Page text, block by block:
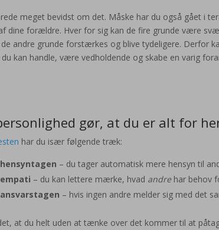
meget bevidst om det. Måske har du også gået i
dine forældre. Hver for sig kan de fire grunde være
de andre grunde forstærkes og blive tydeligere. Derfor
kan handle, være vedholdende og skabe en varig
gør, at du er alt for
har du især følgende træk:
– du tager automatisk mere hensyn til
– du kan lettere mærke, hvad andrehar behov
– hvis ingen andre melder sig med det
at du helt uden at tænke over det kommer til at